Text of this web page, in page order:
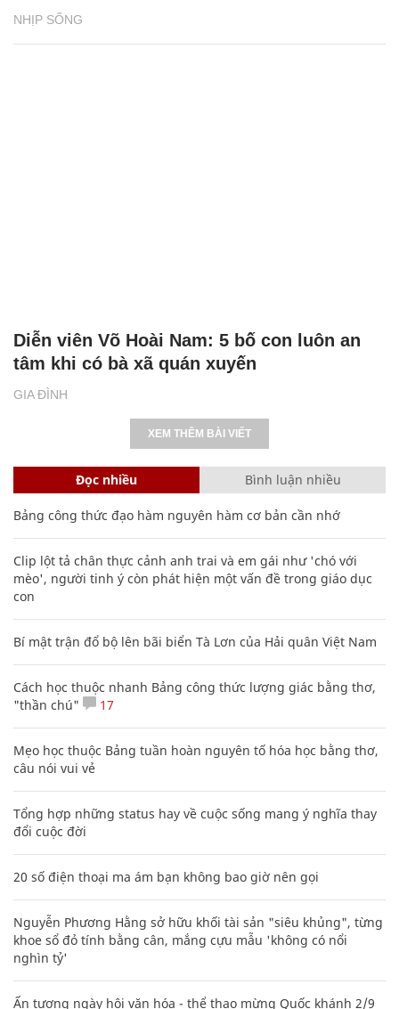
NHỊP SỐNG
GIA ĐÌNH
Diễn viên Võ Hoài Nam: 5 bố con luôn an
tâm khi có bà xã quán xuyến
XEM THÊM BÀI VIẾT
Đọc nhiều Bình luận nhiều
Bảng công thức đạo hàm nguyên hàm cơ bản cần nhớ
Clip lột tả chân thực cảnh anh trai và em gái như 'chó với
mèo', người tinh ý còn phát hiện một vấn đề trong giáo dục
con
Bí mật trận đổ bộ lên bãi biển Tà Lơn của Hải quân Việt Nam
Cách học thuộc nhanh Bảng công thức lượng giác bằng thơ,
"thần chú"
17
Mẹo học thuộc Bảng tuần hoàn nguyên tố hóa học bằng thơ,
câu nói vui vẻ
Tổng hợp những status hay về cuộc sống mang ý nghĩa thay
đổi cuộc đời
20 số điện thoại ma ám bạn không bao giờ nên gọi
Nguyễn Phương Hằng sở hữu khối tài sản "siêu khủng", từng
khoe sổ đỏ tính bằng cân, mắng cựu mẫu 'không có nổi
nghìn tỷ'
Ấn tượng ngày hội văn hóa - thể thao mừng Quốc khánh 2/9